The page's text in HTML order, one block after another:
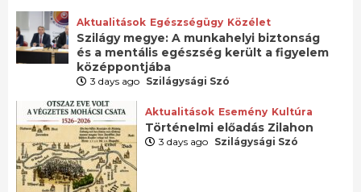
Aktualitások Egészségügy Közélet
Szilágy megye: A munkahelyi biztonság
és a mentális egészség került a figyelem
középpontjába
3 days ago Szilágysági Szó
Aktualitások Esemény Kultúra
Történelmi előadás Zilahon
3 days ago Szilágysági Szó